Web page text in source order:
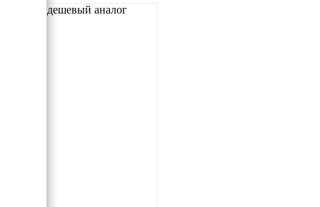
Самый дешевый аналог